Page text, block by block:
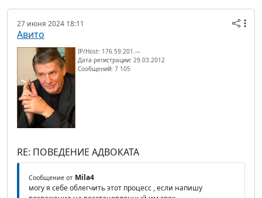
27 июня 2024 18:11
Авито
IP/Host: 176.59.201.---
Дата регистрации: 29.03.2012
Сообщений: 7 105
RE: ПОВЕДЕНИЕ АДВОКАТА
Сообщение от Mila4
могу я себе облегчить этот процесс , если напишу